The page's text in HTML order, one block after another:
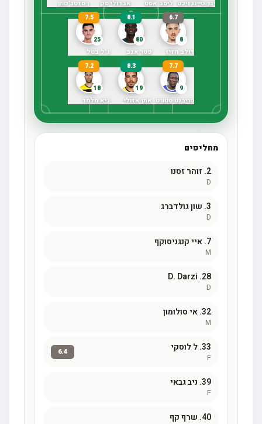
ינון פיינגזיכט ליסב אסט אבדולי סק ן סזטג'פמן
6.7
דולב הזיז
80
8.1
פטר אגב
25
7.5
ג'ל בטל
7.7
טריבנט סטורט
19
8.3
אתן אזולי
18
7.2
גיא מלמד
מחליפים
זוהר זסנו
שון גולדברג
איי קנגניסוקף
28.
D. Darzi
32. אי סולומון
33. ל לוסקי 6.4
39. ניב גבאי
40. שרף קף